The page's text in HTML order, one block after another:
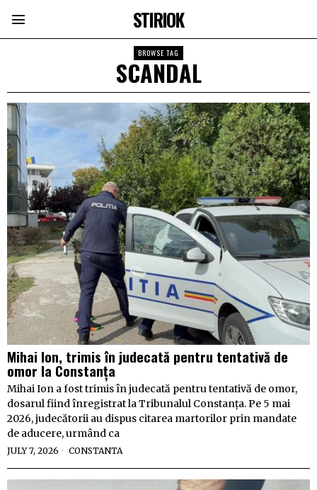
STIRIOK
BROWSE TAG
SCANDAL
Mihai Ion, trimis în judecată pentru tentativă de
omor la Constanța
Mihai Ion a fost trimis în judecată pentru tentativă de omor,
dosarul fiind înregistrat la Tribunalul Constanța. Pe 5 mai
2026, judecătorii au dispus citarea martorilor prin mandate
de aducere, urmând ca
JULY 7, 2026 CONSTANTA